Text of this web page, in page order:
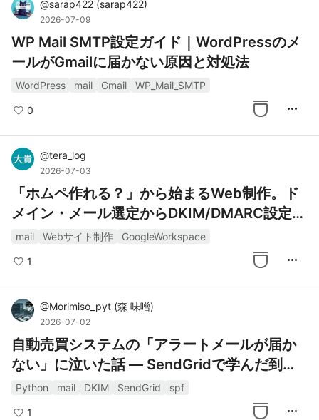
@sarap422 (sarap422)
2026-07-09
WP Mail SMTP設定ガイド｜WordPressのメ
ールがGmailに届かない原因と対処法
WordPress mail Gmail WP_Mail_SMTP
0 more_horiz
@tera_log
2026-07-03
「ホムペ作れる？」から始まるWeb制作。ド
メイン・メール選定からDKIM/DMARC設定ま
での軌跡
mail Webサイト制作 GoogleWorkspace
1 more_horiz
@Morimiso_pyt (森 味噌)
2026-07-02
自動売買システムの「アラートメールが届か
ない」に泣いた話 ― SendGridで学んだ到達
率改善のノウハウ
Python mail DKIM SendGrid spf
1 more_horiz